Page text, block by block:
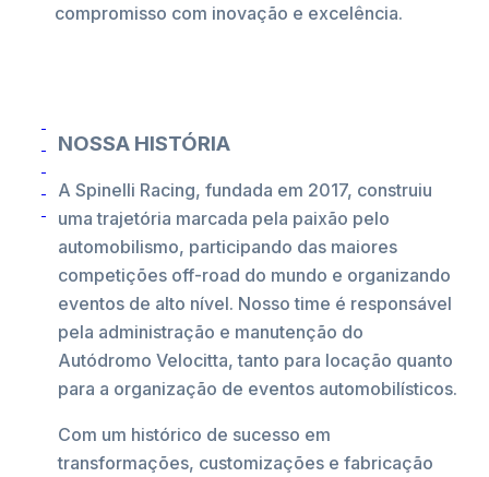
compromisso com inovação e excelência.
NOSSA HISTÓRIA
A Spinelli Racing, fundada em 2017, construiu
uma trajetória marcada pela paixão pelo
automobilismo, participando das maiores
competições off-road do mundo e organizando
eventos de alto nível. Nosso time é responsável
pela administração e manutenção do
Autódromo Velocitta, tanto para locação quanto
para a organização de eventos automobilísticos.
Com um histórico de sucesso em
transformações, customizações e fabricação